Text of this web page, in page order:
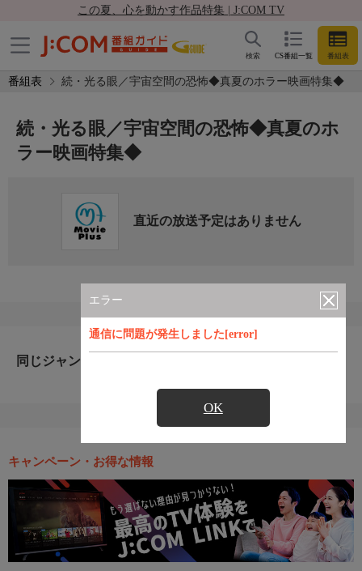
この夏、心を動かす作品特集 | J:COM TV
CS番組一覧 番組表
検索
番組表 続・光る眼／宇宙空間の恐怖◆真夏のホラー映画特集◆
エラー
通信に問題が発生しました[error]
OK
続・光る眼／宇宙空間の恐怖◆真夏のホ
ラー映画特集◆
直近の放送予定はありません
同じジャンルのおすすめ番組
キャンペーン・お得な情報